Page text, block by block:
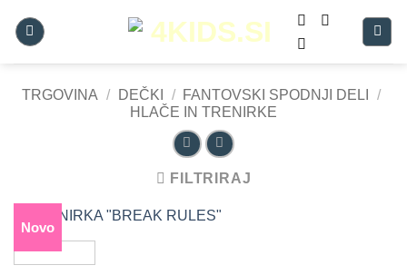
TRGOVINA / DEČKI / FANTOVSKI SPODNJI DELI
/
HLAČE IN TRENIRKE
FILTRIRAJ
Novo